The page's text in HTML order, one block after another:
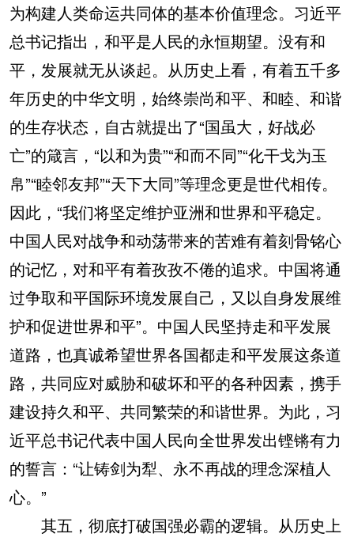
为构建人类命运共同体的基本价值理念。习近平
总书记指出，和平是人民的永恒期望。没有和
平，发展就无从谈起。从历史上看，有着五千多
年历史的中华文明，始终崇尚和平、和睦、和谐
的生存状态，自古就提出了“国虽大，好战必
亡”的箴言，“以和为贵”“和而不同”“化干戈为玉
帛”“睦邻友邦”“天下大同”等理念更是世代相传。
因此，“我们将坚定维护亚洲和世界和平稳定。
中国人民对战争和动荡带来的苦难有着刻骨铭心
的记忆，对和平有着孜孜不倦的追求。中国将通
过争取和平国际环境发展自己，又以自身发展维
护和促进世界和平”。中国人民坚持走和平发展
道路，也真诚希望世界各国都走和平发展这条道
路，共同应对威胁和破坏和平的各种因素，携手
建设持久和平、共同繁荣的和谐世界。为此，习
近平总书记代表中国人民向全世界发出铿锵有力
的誓言：“让铸剑为犁、永不再战的理念深植人
心。”
其五，彻底打破国强必霸的逻辑。从历史上